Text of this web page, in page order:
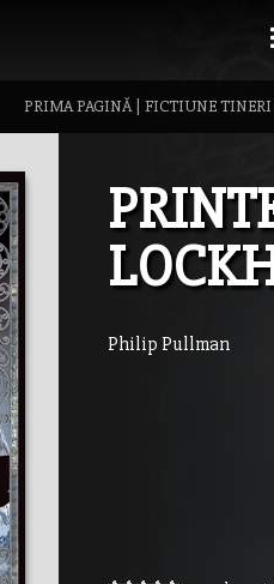
PRIMA PAGINĂ| FICTIUNE TINERI
Philip Pullman